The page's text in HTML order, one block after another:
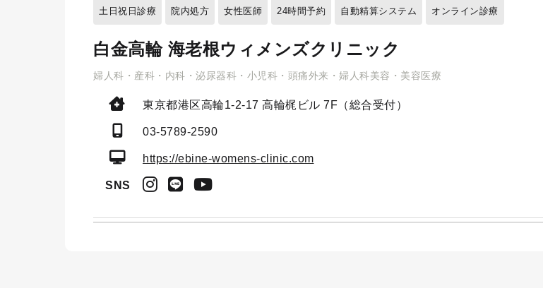
土日祝日診療 院内処方 女性医師 24時間予約 自動精算システム オンライン診療
白金高輪 海老根ウィメンズクリニック
婦人科・産科・内科・泌尿器科・小児科・頭痛外来・婦人科美容・美容医療
東京都港区高輪1-2-17 高輪梶ビル 7F（総合受付）
03-5789-2590
https://ebine-womens-clinic.com
SNS